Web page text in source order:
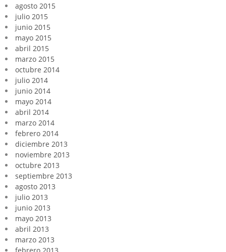
agosto 2015
julio 2015
junio 2015
mayo 2015
abril 2015
marzo 2015
octubre 2014
julio 2014
junio 2014
mayo 2014
abril 2014
marzo 2014
febrero 2014
diciembre 2013
noviembre 2013
octubre 2013
septiembre 2013
agosto 2013
julio 2013
junio 2013
mayo 2013
abril 2013
marzo 2013